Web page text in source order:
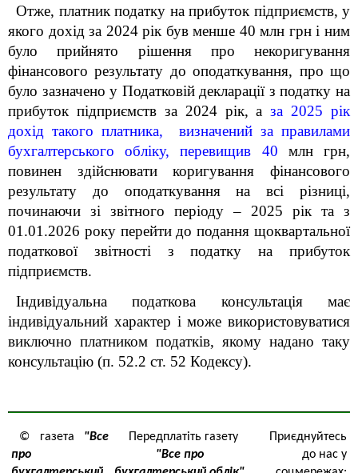
Отже, платник податку на прибуток підприємств, у
якого дохід за 2024 рік був менше 40 млн грн і ним
було прийнято рішення про некоригування
фінансового результату до оподаткування, про що
було зазначено у Податковій декларації з податку на
прибуток підприємств за 2024 рік, а за 2025 рік
дохід такого платника, визначений за правилами
бухгалтерського обліку, перевищив 40 млн грн,
повинен здійснювати коригування фінансового
результату до оподаткування на всі різниці,
починаючи зі звітного періоду – 2025 рік та з
01.01.2026 року перейти до подання щоквартальної
податкової звітності з податку на прибуток
підприємств.
Індивідуальна податкова консультація має
індивідуальний характер і може використовуватися
виключно платником податків, якому надано таку
консультацію (п. 52.2 ст. 52 Кодексу).
© газета "Все
про
Передплатіть газету
"Все про
Приєднуйтесь
до нас у